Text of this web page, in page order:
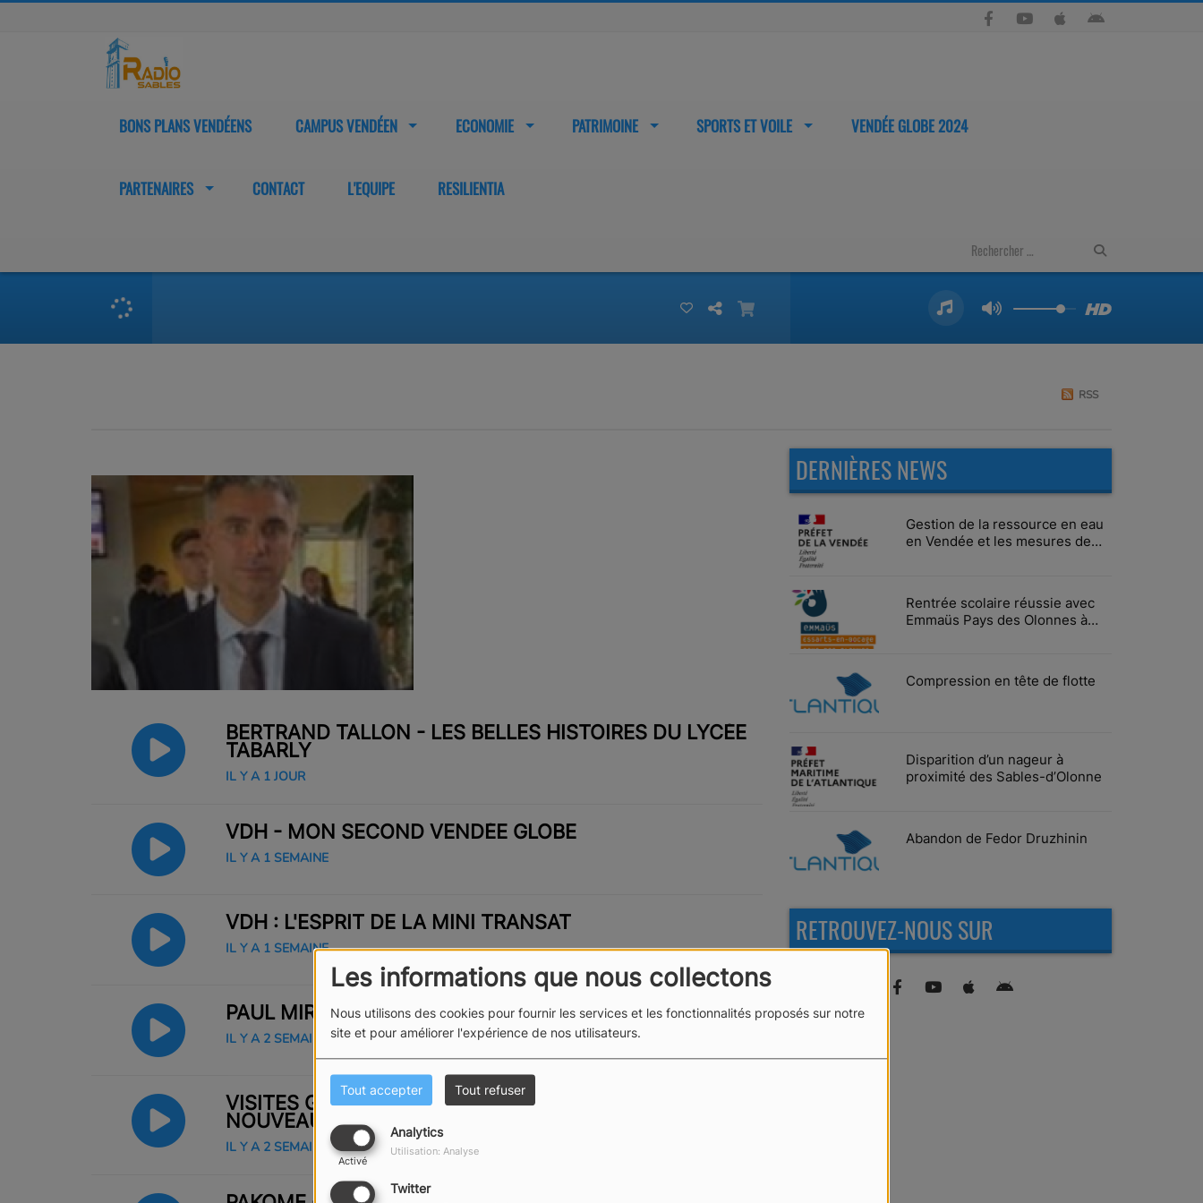
Les informations que nous collectons
Nous utilisons des cookies pour fournir les services et les fonctionnalités proposés sur notre
site et pour améliorer l'expérience de nos utilisateurs.
Tout accepter Tout refuser
Analytics
Activé
Utilisation: Analyse
Twitter
BONS PLANS VENDÉENS CAMPUS VENDÉEN ECONOMIE PATRIMOINE SPORTS ET VOILE VENDÉE GLOBE 2024
PARTENAIRES CONTACT L'EQUIPE RESILIENTIA
RSS
BERTRAND TALLON - LES BELLES HISTOIRES DU LYCÉE
TABARLY
IL Y A 1 JOUR
VDH - MON SECOND VENDÉE GLOBE
IL Y A 1 SEMAINE
VDH : L'ESPRIT DE LA MINI TRANSAT
IL Y A 1 SEMAINE
PAUL MIRABEL - BON PLAN
IL Y A 2 SEMAINES
VISITES GUIDÉES DE L'OFFICE DU TOURISME -
NOUVEAU BON PLAN
IL Y A 2 SEMAINES
DERNIÈRES NEWS
Gestion de la ressource en eau
en Vendée et les mesures de
Rentrée scolaire réussie avec
Emmaüs Pays des Olonnes à
Compression en tête de flotte
Disparition d’un nageur à
proximité des Sables-d’Olonne
Abandon de Fedor Druzhinin
RETROUVEZ-NOUS SUR